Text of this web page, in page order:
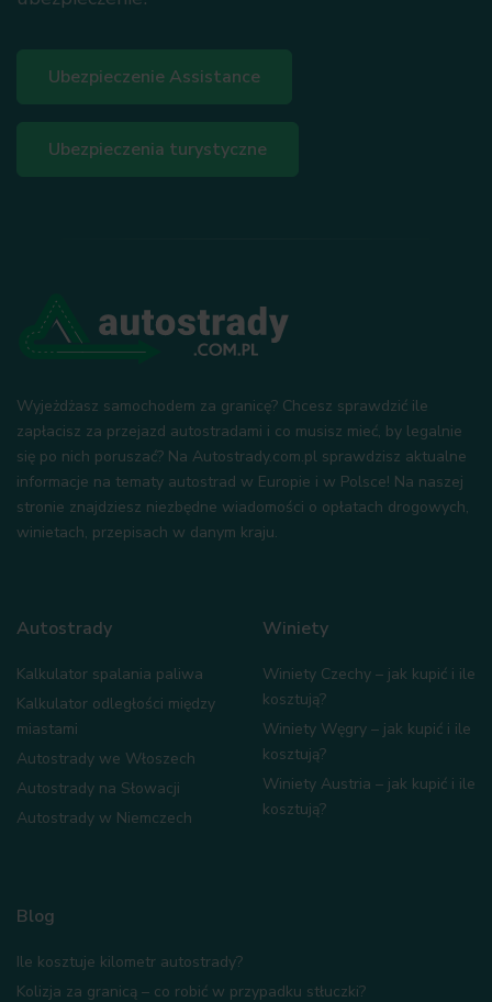
Ubezpieczenie Assistance
Ubezpieczenia turystyczne
Wyjeżdżasz samochodem za granicę? Chcesz sprawdzić ile
zapłacisz za przejazd autostradami i co musisz mieć, by legalnie
się po nich poruszać? Na Autostrady.com.pl sprawdzisz aktualne
informacje na tematy autostrad w Europie i w Polsce! Na naszej
stronie znajdziesz niezbędne wiadomości o opłatach drogowych,
winietach, przepisach w danym kraju.
Autostrady
Kalkulator spalania paliwa
Kalkulator odległości między
miastami
Autostrady we Włoszech
Autostrady na Słowacji
Autostrady w Niemczech
Winiety
Winiety Czechy – jak kupić i ile
kosztują?
Winiety Węgry – jak kupić i ile
kosztują?
Winiety Austria – jak kupić i ile
kosztują?
Blog
Ile kosztuje kilometr autostrady?
Kolizja za granicą – co robić w przypadku stłuczki?